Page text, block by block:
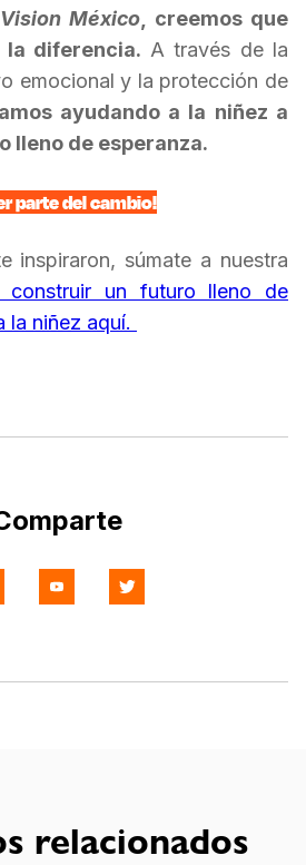
México , creemos que
la diferencia. A través de la
emocional y la protección de
ayudando a la niñez a
lleno de esperanza.
parte del cambio!
inspiraron, súmate a nuestra
construir un futuro lleno de
la niñez aquí.
relacionados